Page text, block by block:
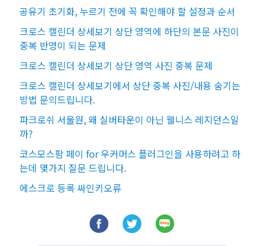
공유기 초기화, 누르기 전에 꼭 확인해야 할 설정과 순서
크로스 캘린더 상세보기 상단 영역에 하단의 본문 사진이
중복 반영이 되는 문제
크로스 캘린더 상세보기 상단 영역 사진 중복 문제
크로스 캘린더 상세보기에서 상단 중복 사진/내용 숨기는
방법 문의드립니다.
파크로쉬 서울원, 왜 실버타운이 아닌 웰니스 레지던스일
까?
코스모스팜 페이 for 우커머스 플러그인을 사용하려고 하
는데 몇가지 질문 드립니다.
에스크로 등록 싸인키오류